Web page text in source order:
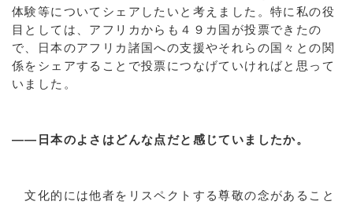
体験等についてシェアしたいと考えました。特に私の役
目としては、アフリカからも４９カ国が投票できたの
で、日本のアフリカ諸国への支援やそれらの国々との関
係をシェアすることで投票につなげていければと思って
いました。
――日本のよさはどんな点だと感じていましたか。
文化的には他者をリスペクトする尊敬の念があること